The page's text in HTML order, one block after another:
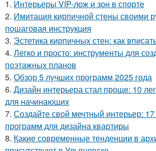
1. Интерьеры VIP-лож и зон в спорте
2. Имитация кирпичной стены своими
пошаговая инструкция
3. Эстетика кирпичных стен: как
4. Легко и просто: инструменты для
поэтажных планов
5. Обзор 5 лучших программ 2025 года
6. Дизайн интерьера стал проще: 10
для начинающих
7. Создайте свой мечтный интерьер:
программ для дизайна квартиры
8. Какие современные тенденции в